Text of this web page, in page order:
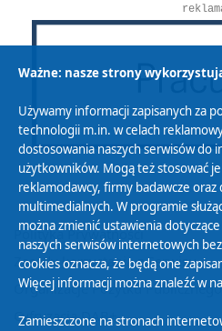
Polityka Prywatności
Zasady korzystania z Serwisu
Organizacje Pożytku Publicznego
Cyfryzacja DAB+
Ważne: nasze strony
Używamy informacji zapisanych za
technologii m.in. w celach
dostosowania naszych serwisów do
użytkowników. Mogą też stosować
reklamodawcy, firmy badawcze oraz
multimedialnych. W programie
można zmienić ustawienia
naszych serwisów internetowych
cookies oznacza, że będą one
Więcej informacji można znaleźć w
Zamieszczone na stronach